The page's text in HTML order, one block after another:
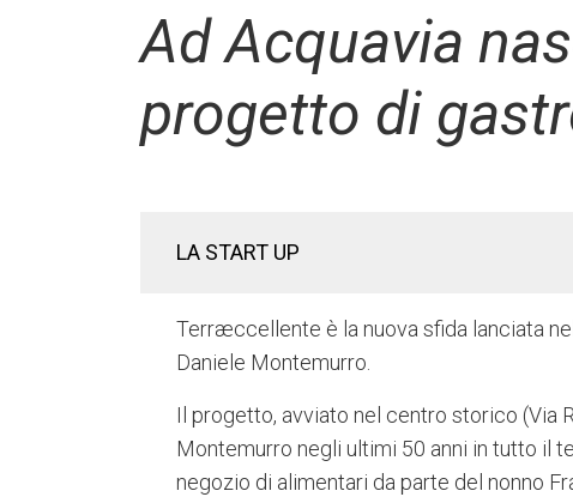
Ad Acquavia
progetto di
LA START UP
Terræccellente è la nuova sfida lanciata
Daniele Montemurro.
Il progetto, avviato nel centro storico (Via
Montemurro negli ultimi 50 anni in tutto il
negozio di alimentari da parte del nonno